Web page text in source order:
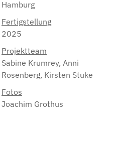
Hamburg
Fertigstellung
2025
Projektteam
Sabine Krumrey, Anni
Rosenberg, Kirsten Stuke
Fotos
Joachim Grothus